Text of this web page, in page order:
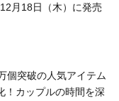
月18日（木）に発売
個突破の⼈気アイテム
！カップルの時間を深